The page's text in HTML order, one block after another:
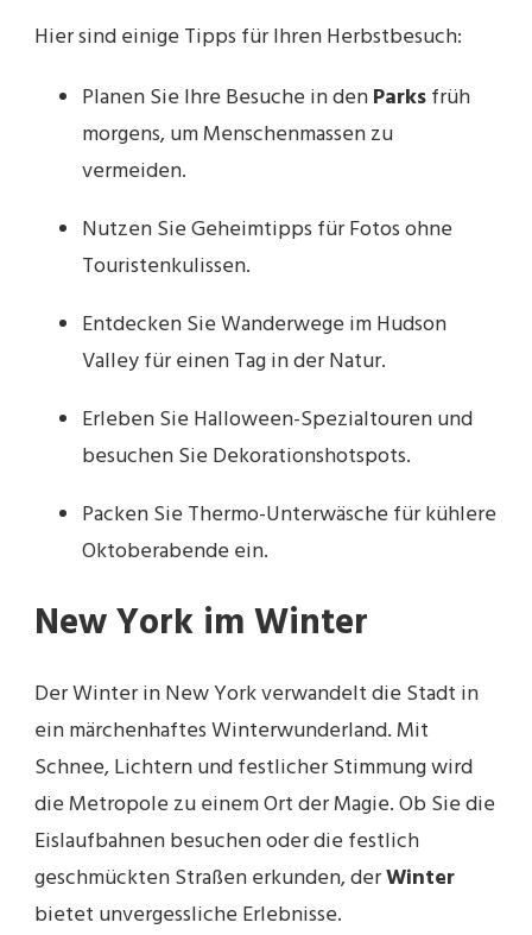
Hier sind einige Tipps für Ihren Herbstbesuch:
Planen Sie Ihre Besuche in denParksfrüh
morgens, um Menschenmassen zu
vermeiden.
Nutzen Sie Geheimtipps für Fotos ohne
Touristenkulissen.
Entdecken Sie Wanderwege im Hudson
Valley für einen Tag in der Natur.
Erleben Sie Halloween-Spezialtouren und
besuchen Sie Dekorationshotspots.
Packen Sie Thermo-Unterwäsche für kühlere
Oktoberabende ein.
New York im Winter
Der Winter in New York verwandelt die Stadt in
ein märchenhaftes Winterwunderland. Mit
Schnee, Lichtern und festlicher Stimmung wird
die Metropole zu einem Ort der Magie. Ob Sie die
Eislaufbahnen besuchen oder die festlich
geschmückten Straßen erkunden, derWinter
bietet unvergessliche Erlebnisse.